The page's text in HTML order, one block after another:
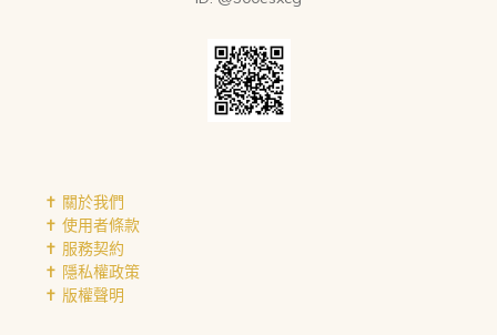
✝︎ 關於我們
✝︎ 使用者條款
✝︎ 服務契約
✝︎ 隱私權政策
✝︎ 版權聲明